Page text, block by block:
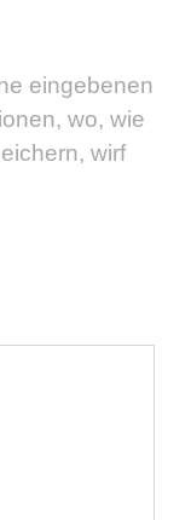
eingebenen
wo, wie
wirf